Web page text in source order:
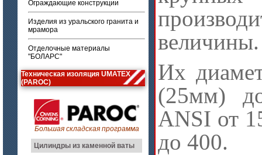
Ограждающие конструкции
Изделия из уральского гранита и
мрамора
Отделочные материалы
"БОЛАРС"
Техническая изоляция UMATEX
(PAROC)
Большая складская программа
Цилиндры из каменной ваты
величины.
Их
(25мм)
ANSI от
до 400.